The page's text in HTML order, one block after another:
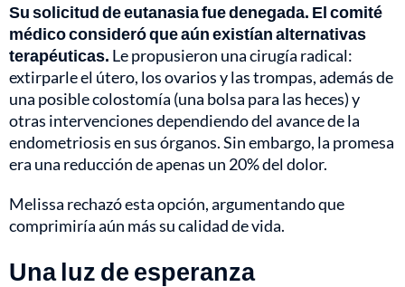
Su solicitud de eutanasia fue denegada. El comité
médico consideró que aún existían alternativas
terapéuticas. Le propusieron una cirugía radical:
extirparle el útero, los ovarios y las trompas, además de
una posible colostomía (una bolsa para las heces) y
otras intervenciones dependiendo del avance de la
endometriosis en sus órganos. Sin embargo, la promesa
era una reducción de apenas un 20% del dolor.
Melissa rechazó esta opción, argumentando que
comprimiría aún más su calidad de vida.
Una luz de esperanza